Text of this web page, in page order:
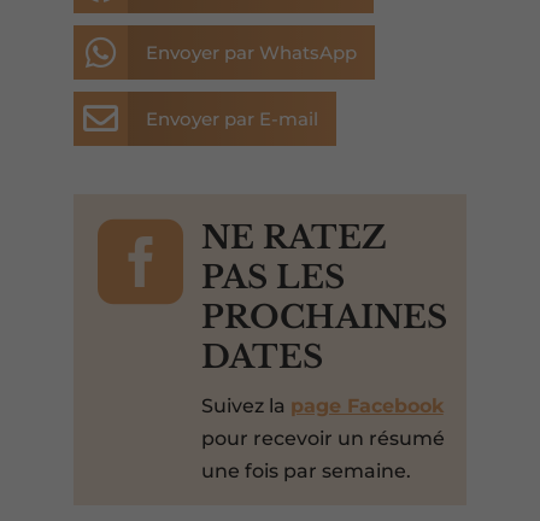
 Envoyer par WhatsApp
 Envoyer par E-mail

NE RATEZ
PAS LES
PROCHAINES
DATES
Suivez la page Facebook
pour recevoir un résumé
une fois par semaine.